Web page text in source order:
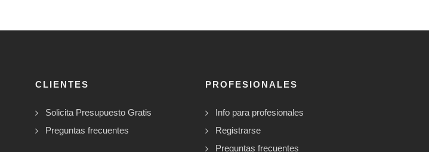
CLIENTES
Solicita Presupuesto Gratis
Preguntas frecuentes
PROFESIONALES
Info para profesionales
Registrarse
Preguntas frecuentes